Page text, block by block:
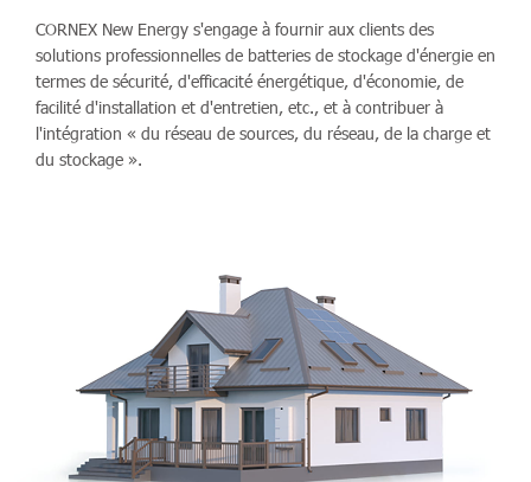
CORNEX New Energy s'engage à fournir aux clients des
solutions professionnelles de batteries de stockage d'énergie en
termes de sécurité, d'efficacité énergétique, d'économie, de
facilité d'installation et d'entretien, etc., et à contribuer à
l'intégration « du réseau de sources, du réseau, de la charge et
du stockage ».